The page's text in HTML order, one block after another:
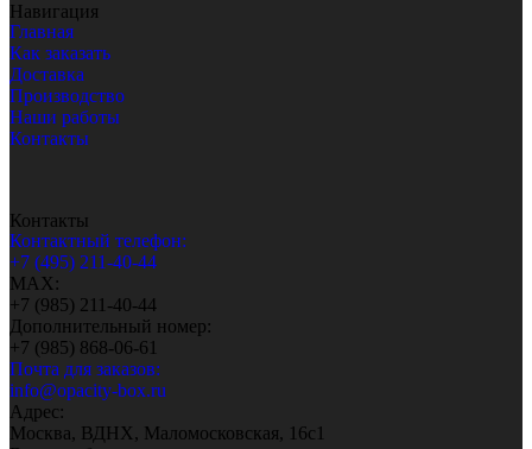
Навигация
Главная
Как заказать
Доставка
Производство
Наши работы
Контакты
Контакты
Контактный телефон:
+7 (495) 211-40-44
MAX:
+7 (985) 211-40-44
Дополнительный номер:
+7 (985) 868-06-61
Почта для заказов:
info@opacity-box.ru
Адрес:
Москва, ВДНХ, Маломосковская, 16с1